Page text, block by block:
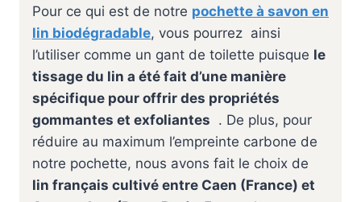
Pour ce qui est de notre pochette à savon en
lin biodégradable, vous pourrez ainsi
l’utiliser comme un gant de toilette puisque le
tissage du lin a été fait d’une manière
spécifique pour offrir des propriétés
gommantes et exfoliantes . De plus, pour
réduire au maximum l’empreinte carbone de
notre pochette, nous avons fait le choix de
lin français cultivé entre Caen (France) et